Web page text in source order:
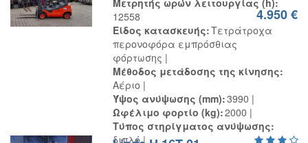
4.950 €
Μετρητής ωρών λειτουργίας (h)
12558
Είδος κατασκευής Τετράτροχα
περονοφόρα εμπρόσθιας
φόρτωσης
Μέθοδος μετάδοσης της κίνησης
Αέριο
Ύψος ανύψωσης (mm) 3990
Ωφέλιμο φορτίο (kg) 2000
Τύπος στηρίγματος ανύψωσης
διπλό